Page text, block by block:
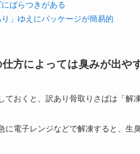
ばらつきがある
」ゆえにパッケージが簡易的
方によっては臭みが出や
ておくと、訳あり骨取りさばは「解
に電子レンジなどで解凍すると、生